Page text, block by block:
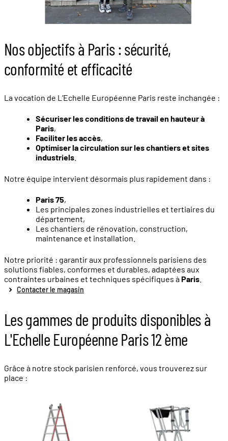
Nos objectifs à Paris : sécurité,
conformité et efficacité
La vocation de L’Echelle Européenne Paris reste inchangée :
Sécuriser les conditions de travail en hauteur à
Paris,
Faciliter les accès,
Optimiser la circulation sur les chantiers et sites
industriels
Notre équipe intervient désormais plus rapidement dans :
Paris 75,
Les principales zones industrielles et tertiaires du
département,
Les chantiers de rénovation, construction,
maintenance et installation.
Notre priorité : garantir aux professionnels parisiens des
solutions fiables, conformes et durables, adaptées aux
contraintes urbaines et techniques spécifiques àParis
Contacter le magasin
Les gammes de produits disponibles à
L'Echelle Européenne Paris 12 ème
Grâce à notre stock parisien renforcé, vous trouverez sur
place :